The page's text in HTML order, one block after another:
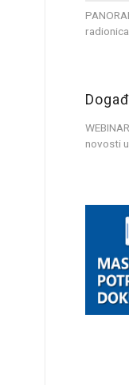
radionica
novosti